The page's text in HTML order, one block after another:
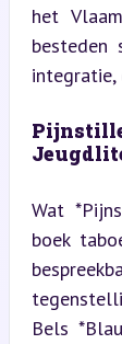
het
besteden
integratie,
Wat
boek
Bels